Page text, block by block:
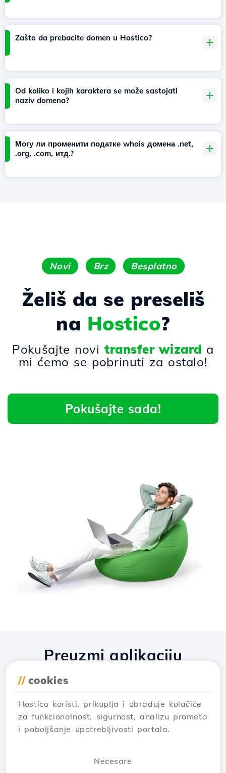
Zašto da prebacite domen u Hostico?
Od koliko i kojih karaktera se može sastojati
naziv domena?
Могу ли променити податке whois домена .net,
.org, .com, итд.?
Novi Brz Besplatno
Želiš da se preseliš
na Hostico?
Pokušajte novitransfer wizard a
mi ćemo se pobrinuti za ostalo!
Pokušajte sada!
// cookies
Hostico koristi, prikuplja i obrađuje kolačiće
za funkcionalnost, sigurnost, analizu prometa
i poboljšanje upotrebljivosti portala.
Necesare
Preuzmi aplikaciju